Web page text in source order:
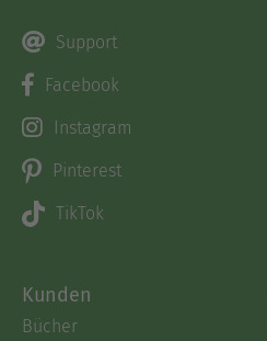
Support
Facebook
Instagram
Pinterest
TikTok
Kunden
Bücher